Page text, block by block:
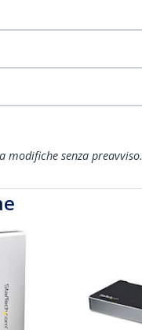
modifiche senza preavviso.